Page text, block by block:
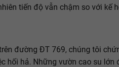
tiến độ vẫn chậm so với kế
đường ĐT 769, chúng tôi
hối hả. Những vườn cao su lớn